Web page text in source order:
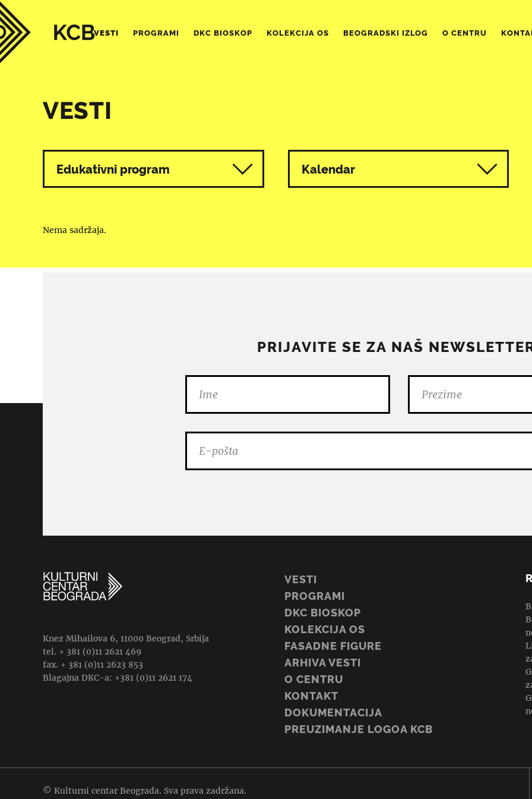
VESTI PROGRAMI DKC BIOSKOP KOLEKCIJA OS BEOGRADSKI IZLOG O CENTRU
VESTI
Svi programi
Edukativni program Kalendar
Nema sadržaja.
PRIJAVITE SE ZA NAŠ
Knez Mihailova 6, 11000 Beograd, Srbija
tel. + 381 (0)11 2621 469
fax. + 381 (0)11 2623 853
Blagajna DKC-a: +381 (0)11 2621 174
VESTI
PROGRAMI
DKC BIOSKOP
KOLEKCIJA OS
FASADNE FIGURE
ARHIVA VESTI
O CENTRU
KONTAKT
DOKUMENTACIJA
PREUZIMANJE LOGOA KCB
© Kulturni centar Beograda. Sva prava zadržana.